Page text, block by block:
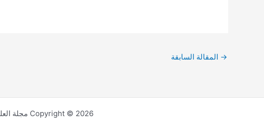
→ المقالة السابقة
Copyright © 2026 مجلة العلوم الهندسية و تكنولوجيا المعلومات | Powered by